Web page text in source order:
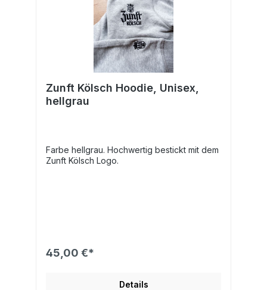
Zunft Kölsch Hoodie, Unisex,
hellgrau
Farbe hellgrau. Hochwertig bestickt mit dem
Zunft Kölsch Logo.
45,00 €*
Details